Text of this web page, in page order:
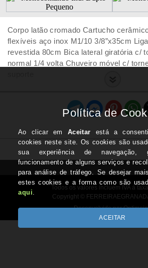
Corpo latão cromado Cartucho
flexíveis aço inox M1/10 3/8”x35cm
revestida 80cm Bica lateral giratória c/
normal 1/4 volta Chuveiro móvel c/
Todos os valores incluem IVA à
Copyright ©
Desenvolvido por